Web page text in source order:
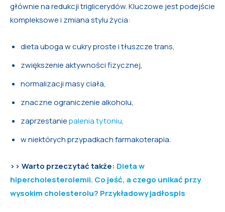
głównie na redukcji triglicerydów. Kluczowe jest podejście
kompleksowe i zmiana stylu życia:
dieta uboga w cukry proste i tłuszcze trans,
zwiększenie aktywności fizycznej,
normalizacji masy ciała,
znaczne ograniczenie alkoholu,
zaprzestaniepalenia tytoniu,
w niektórych przypadkach farmakoterapia.
>> Warto przeczytać także: Dieta w
hipercholesterolemii. Co jeść, a czego unikać przy
wysokim cholesterolu? Przykładowy jadłospis